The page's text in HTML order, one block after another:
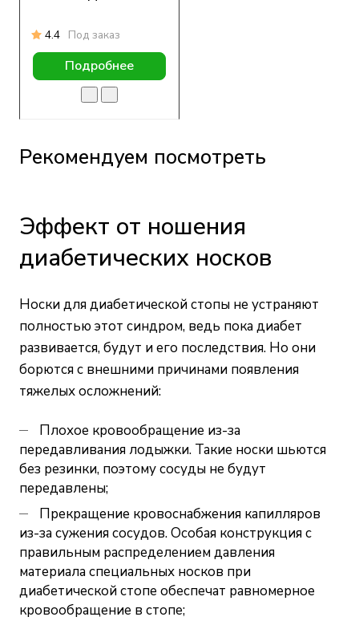
4.4 Под заказ
Подробнее
Рекомендуем посмотреть
Эффект от ношения
диабетических носков
Носки для диабетической стопы не устраняют
полностью этот синдром, ведь пока диабет
развивается, будут и его последствия. Но они
борются с внешними причинами появления
тяжелых осложнений:
Плохое кровообращение из-за
передавливания лодыжки. Такие носки шьются
без резинки, поэтому сосуды не будут
передавлены;
Прекращение кровоснабжения капилляров
из-за сужения сосудов. Особая конструкция с
правильным распределением давления
материала специальных носков при
диабетической стопе обеспечат равномерное
кровообращение в стопе;